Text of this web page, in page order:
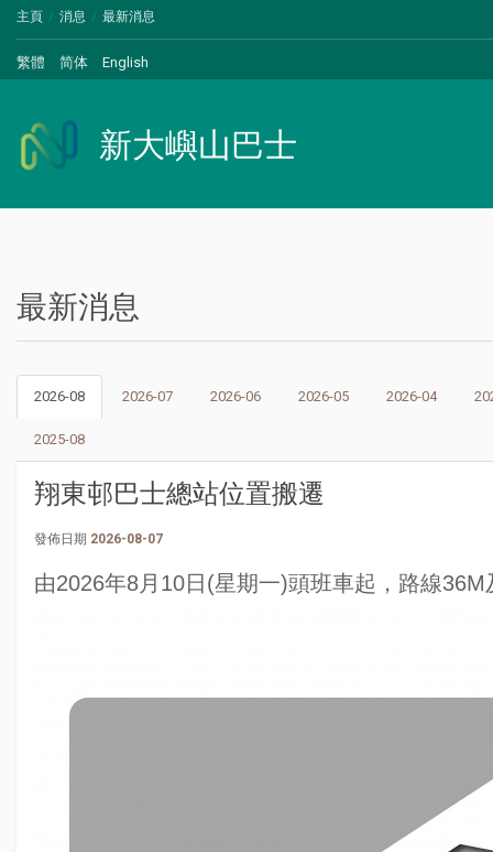
主頁 消息 最新消息
繁體 简体 English
新大嶼山巴士
最新消息
2026-08 2026-07 2026-06 2026-05 2026-04
2025-08
翔東邨巴士總站位置搬遷
發佈日期 2026-08-07
由2026年8月 10日 (星期一)頭班車起，路線36M